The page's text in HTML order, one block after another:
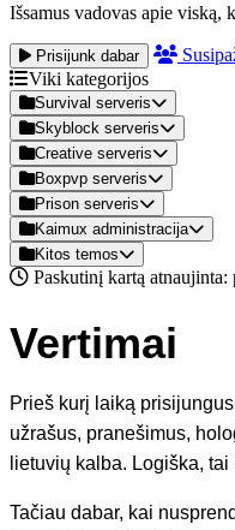
Išsamus vadovas apie
Prisijunk dabar
Viki kategorijos
Survival serveris
Skyblock serveris
Creative serveris
Boxpvp serveris
Prison serveris
Kaimux administracija
Kitos temos
Paskutinį kartą atnaujinta:
Vertimai
Prieš kurį laiką
užrašus, pranešimus,
lietuvių kalba. Logiška,
Tačiau dabar, kai